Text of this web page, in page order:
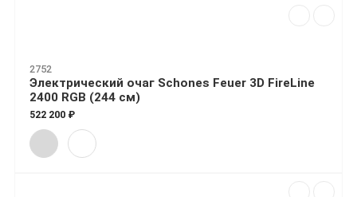
2752
Электрический очаг Schones Feuer 3D FireLine
2400 RGB (244 см)
522 200 ₽